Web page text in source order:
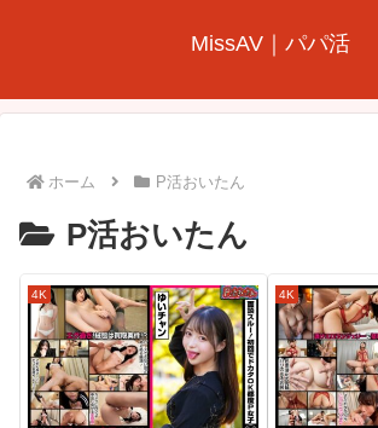
MissAV｜パパ活
ホーム P活おいたん
P活おいたん
4K 4K